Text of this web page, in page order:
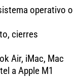
operativo o
cierres
Air, iMac, Mac
a Apple M1